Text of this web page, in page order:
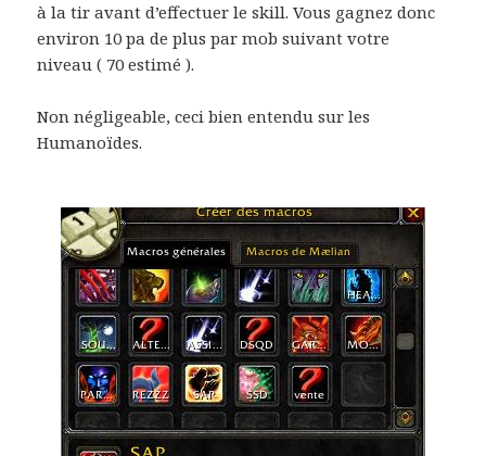
à la tir avant d’effectuer le skill. Vous gagnez donc
environ 10 pa de plus par mob suivant votre
niveau ( 70 estimé ).
Non négligeable, ceci bien entendu sur les
Humanoïdes.